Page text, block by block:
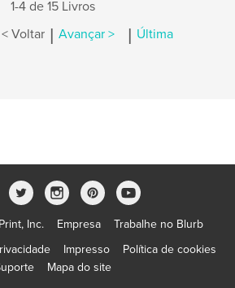
1-4 de 15 Livros
< Voltar | Avançar > | Última
Inc. Empresa
Trabalhe no Blurb
Impresso
Política de cookies
Mapa do site